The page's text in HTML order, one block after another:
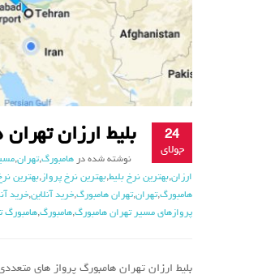
24
جولای
بلیط ارزان
نوشته شده در هامبورگ,تهران,
ارزان,بهترین نرخ بلیط,بهترین نرخ پرواز,بهترین
هامبورگ,تهران,تهران هامبورگ,خرید آنلاین,خرید
پروازهای مسیر تهران هامبورگ,هامبورگ,هامبورگ
بلیط ارزان تهران هامبورگ پرواز های